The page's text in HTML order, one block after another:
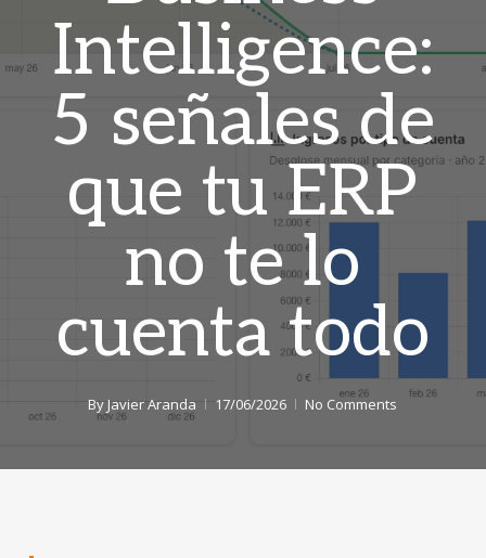
Intelligence:
5 señales de
que tu ERP
no te lo
cuenta todo
By Javier Aranda 17/06/2026 No Comments